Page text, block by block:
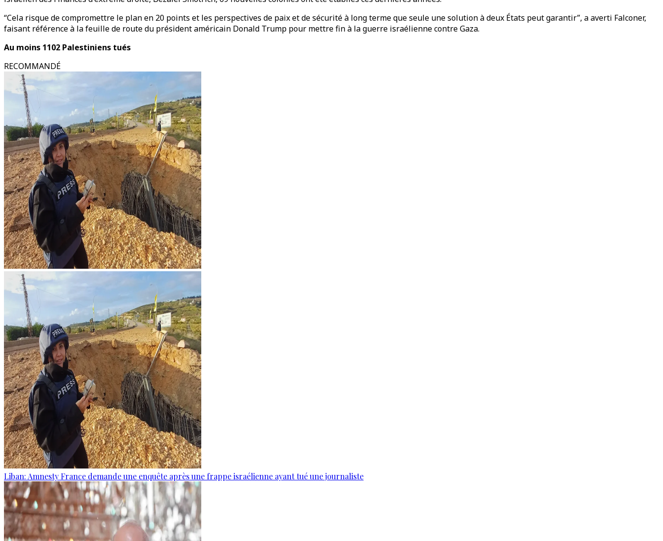
“Cela risque de compromettre le plan en 20 points et les perspectives de paix et de sécurité à long terme que seule une solution à deux États peut garantir”, a averti Falconer,
faisant référence à la feuille de route du président américain Donald Trump pour mettre fin à la guerre israélienne contre Gaza.
Au moins 1102 Palestiniens tués
RECOMMANDÉ
Liban: Amnesty France demande une enquête après une frappe israélienne ayant tué une journaliste